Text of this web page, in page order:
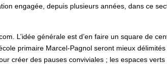
engagée, depuis plusieurs années, dans ce
L’idée générale est d’en faire un square de
primaire Marcel-Pagnol seront mieux
créer des pauses conviviales ; les espaces